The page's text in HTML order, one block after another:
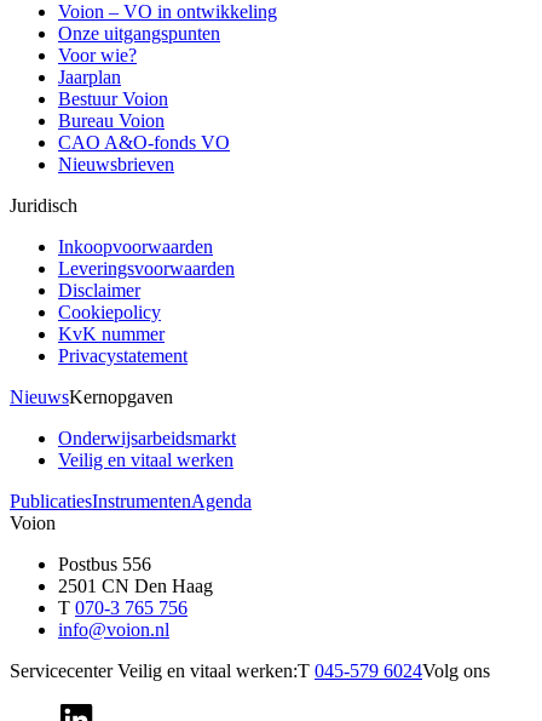
Voion – VO in ontwikkeling
Onze uitgangspunten
Voor wie?
Jaarplan
Bestuur Voion
Bureau Voion
CAO A&O-fonds VO
Nieuwsbrieven
Juridisch
Inkoopvoorwaarden
Leveringsvoorwaarden
Disclaimer
Cookiepolicy
KvK nummer
Privacystatement
NieuwsKernopgaven
Onderwijsarbeidsmarkt
Veilig en vitaal werken
PublicatiesInstrumentenAgenda
Voion
Postbus 556
2501 CN Den Haag
T 070-3 765 756
info@voion.nl
Servicecenter Veilig en vitaal werken:T 045-579 6024Volg ons